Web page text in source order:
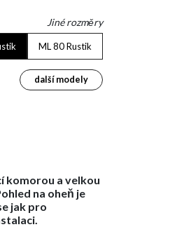
Jiné rozměry
ML 80 Rustik
další modely
komorou a velkou
na oheň je
jak pro